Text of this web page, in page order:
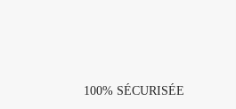
100% SÉCURISÉE